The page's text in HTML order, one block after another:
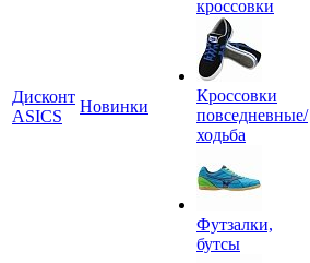
Дисконт
ASICS
Новинки
кроссовки
Кроссовки
повседневные/
ходьба
Футзалки,
бутсы